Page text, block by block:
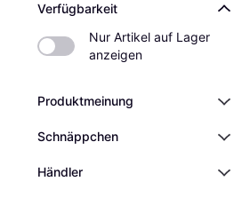
Verfügbarkeit
Nur Artikel auf Lager
anzeigen
Produktmeinung
Schnäppchen
Händler